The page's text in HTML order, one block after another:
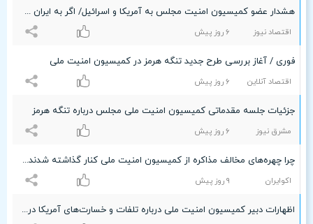
هشدار عضو کمیسیون امنیت مجلس به آمریکا و اسرائیل/ اگر به ایران ضربه‌ای زده شود، کل منطقه و تاسیسات آن را به عصر حجر برمی‌گردانیم
اقتصاد نیوز ۶ روز پیش
فوری / آغاز بررسی طرح جدید تنگه هرمز در کمیسیون امنیت ملی
اقتصاد آنلاین ۶ روز پیش
جزئیات جلسه مقدماتی کمیسیون امنیت ملی مجلس درباره تنگه هرمز
مشرق نیوز ۶ روز پیش
چرا چهره‌های مخالف مذاکره از کمیسیون امنیت ملی کنار گذاشته شدند؟/ عضو فراکسیون انقلاب: تغییرات کمیسیون امنیت ملی یک پیام مهم دارد
اکوایران ٩ روز پیش
اظهارات دبیر کمیسیون امنیت ملی درباره تلفات و خسارت‌های آمریکا در جنگ ۱۳ روزه